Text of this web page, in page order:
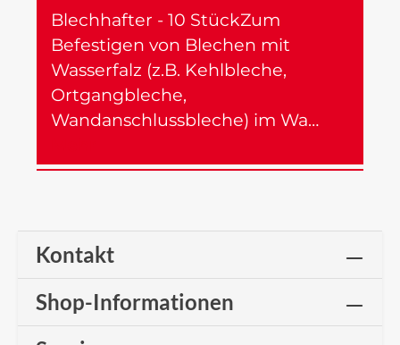
Blechhafter - 10 StückZum
Befestigen von Blechen mit
Wasserfalz (z.B. Kehlbleche,
Ortgangbleche,
Wandanschlussbleche) im Wa…
Kontakt
Shop-Informationen